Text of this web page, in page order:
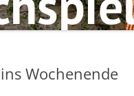
Wochenende